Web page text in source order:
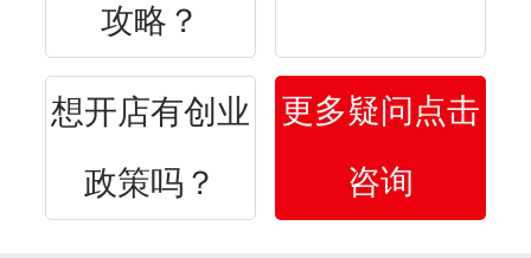
攻略？
想开店有创业
政策吗？
更多疑问点击
咨询